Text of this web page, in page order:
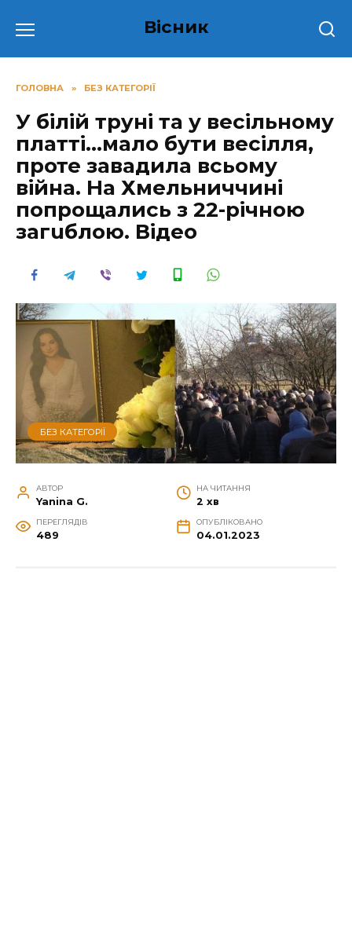
до
Вісник
ГОЛОВНА » БЕЗ КАТЕГОРІЇ
У білій трyні та у весільному
платті…мало бути весілля,
проте завадила всьому
війна. На Хмельниччині
попрощались з 22-річною
загuблою. Відео
БЕЗ КАТЕГОРІЇ
АВТОР
Yanina G.
НА ЧИТАННЯ
2 хв
ПЕРЕГЛЯДІВ
489
ОПУБЛІКОВАНО
04.01.2023